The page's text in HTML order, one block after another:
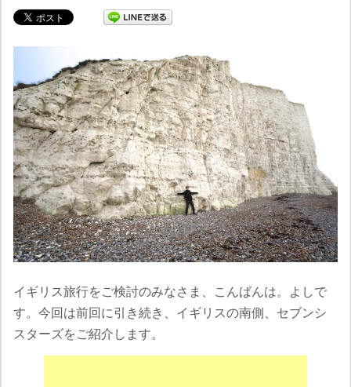
イギリス旅行をご検討のみなさま、こんばんは。よしで
す。今回は前回に引き続き、イギリスの南側、セブンシ
スターズをご紹介します。